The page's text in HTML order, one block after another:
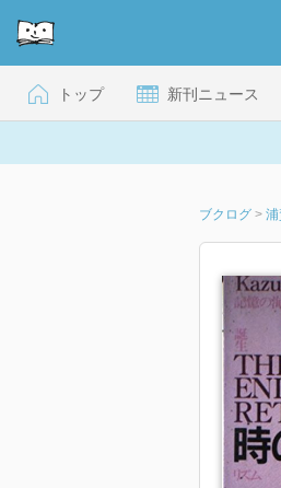
トップ 新刊ニュース
ブクログ >